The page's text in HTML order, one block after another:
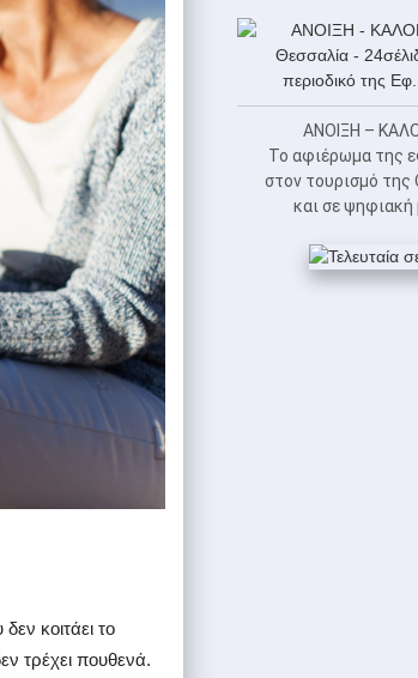
κοιτάει το
τρέχει πουθενά.
ΑΝΟΙΞΗ –
Το αφιέρωμα της
στον τουρισμό της
και σε